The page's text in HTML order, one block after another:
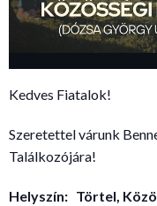
Kedves Fiatalok!
Szeretettel várunk
Találkozójára!
Helyszín: Törtel,